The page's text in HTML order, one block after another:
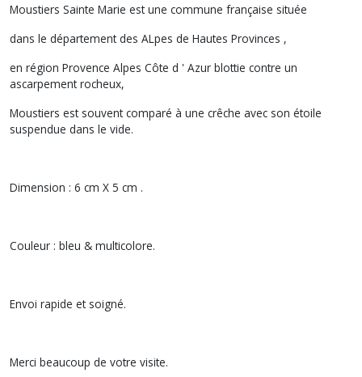
Moustiers Sainte Marie est une commune française située
dans le département des ALpes de Hautes Provinces ,
en région Provence Alpes Côte d ' Azur blottie contre un
ascarpement rocheux,
Moustiers est souvent comparé à une crêche avec son étoile
suspendue dans le vide.
Dimension : 6 cm X 5 cm .
Couleur : bleu & multicolore.
Envoi rapide et soigné.
Merci beaucoup de votre visite.